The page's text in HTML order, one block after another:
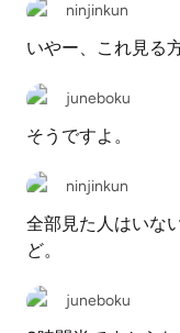
ninjinkun
いやー、これ見る
juneboku
そうですよ。
ninjinkun
全部見た人はいな
ど。
juneboku